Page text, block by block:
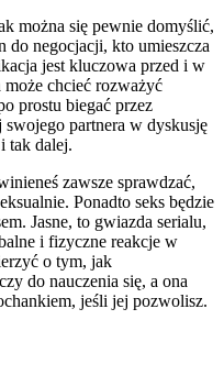
można się pewnie domyślić,
do negocjacji, kto umieszcza
jest kluczowa przed i w
może chcieć rozważyć
prostu biegać przez
partnera w dyskusję
tak dalej.
zawsze sprawdzać,
Ponadto seks będzie
Jasne, to gwiazda serialu,
i fizyczne reakcje w
o tym, jak
do nauczenia się, a ona
jeśli jej pozwolisz.